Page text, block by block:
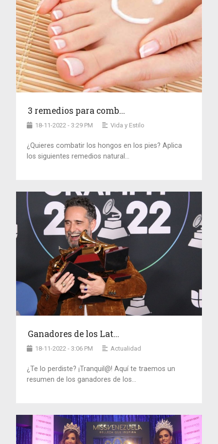
3 remedios para comb...
18-11-2022 - 3:29 PM Vida y Estilo
¿Quieres combatir los hongos en los pies? Aplica
los siguientes remedios natural...
Ganadores de los Lat...
18-11-2022 - 3:06 PM Actualidad
¿Te lo perdiste? ¡Tranquil@! Aquí te traemos un
resumen de los ganadores de los...